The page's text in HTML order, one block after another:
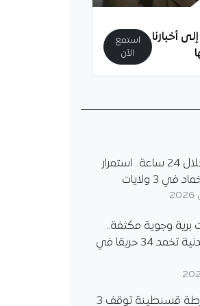
أخبارنا
استمع
الآن
56 حريقاً خلال 24 ساعة.. استمرار
3 ولايات
برية وجوية مكثفة..
الحماية المدنية تخمد 34 حريقا في
فيديو.. شرطة قسنطينة توقف 3